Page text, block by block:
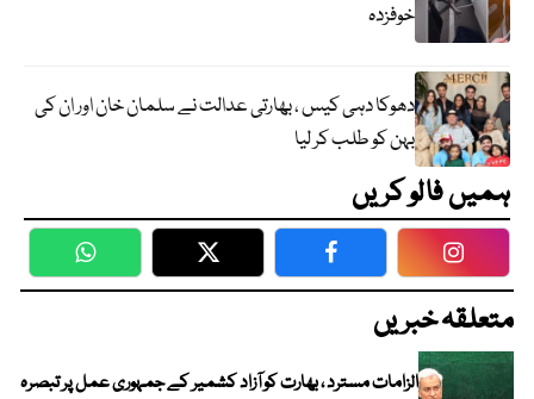
خوفزدہ
دھوکا دہی کیس ، بھارتی عدالت نے سلمان خان اور ان کی
بہن کو طلب کر لیا
ہمیں فالو کریں
WhatsApp Twitter Facebook
متعلقہ خبریں
الزامات مسترد ، بھارت کو آزاد کشمیر کے جمہوری عمل پر تبصرہ